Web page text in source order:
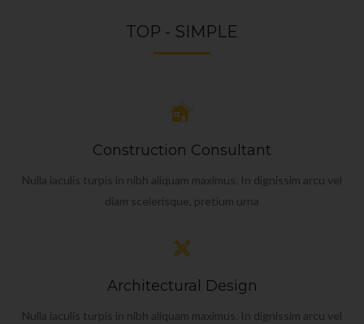
TOP - SIMPLE
Construction Consultant
Nulla iaculis turpis in nibh aliquam maximus. In dignissim arcu vel
diam scelerisque, pretium urna
Architectural Design
Nulla iaculis turpis in nibh aliquam maximus. In dignissim arcu vel